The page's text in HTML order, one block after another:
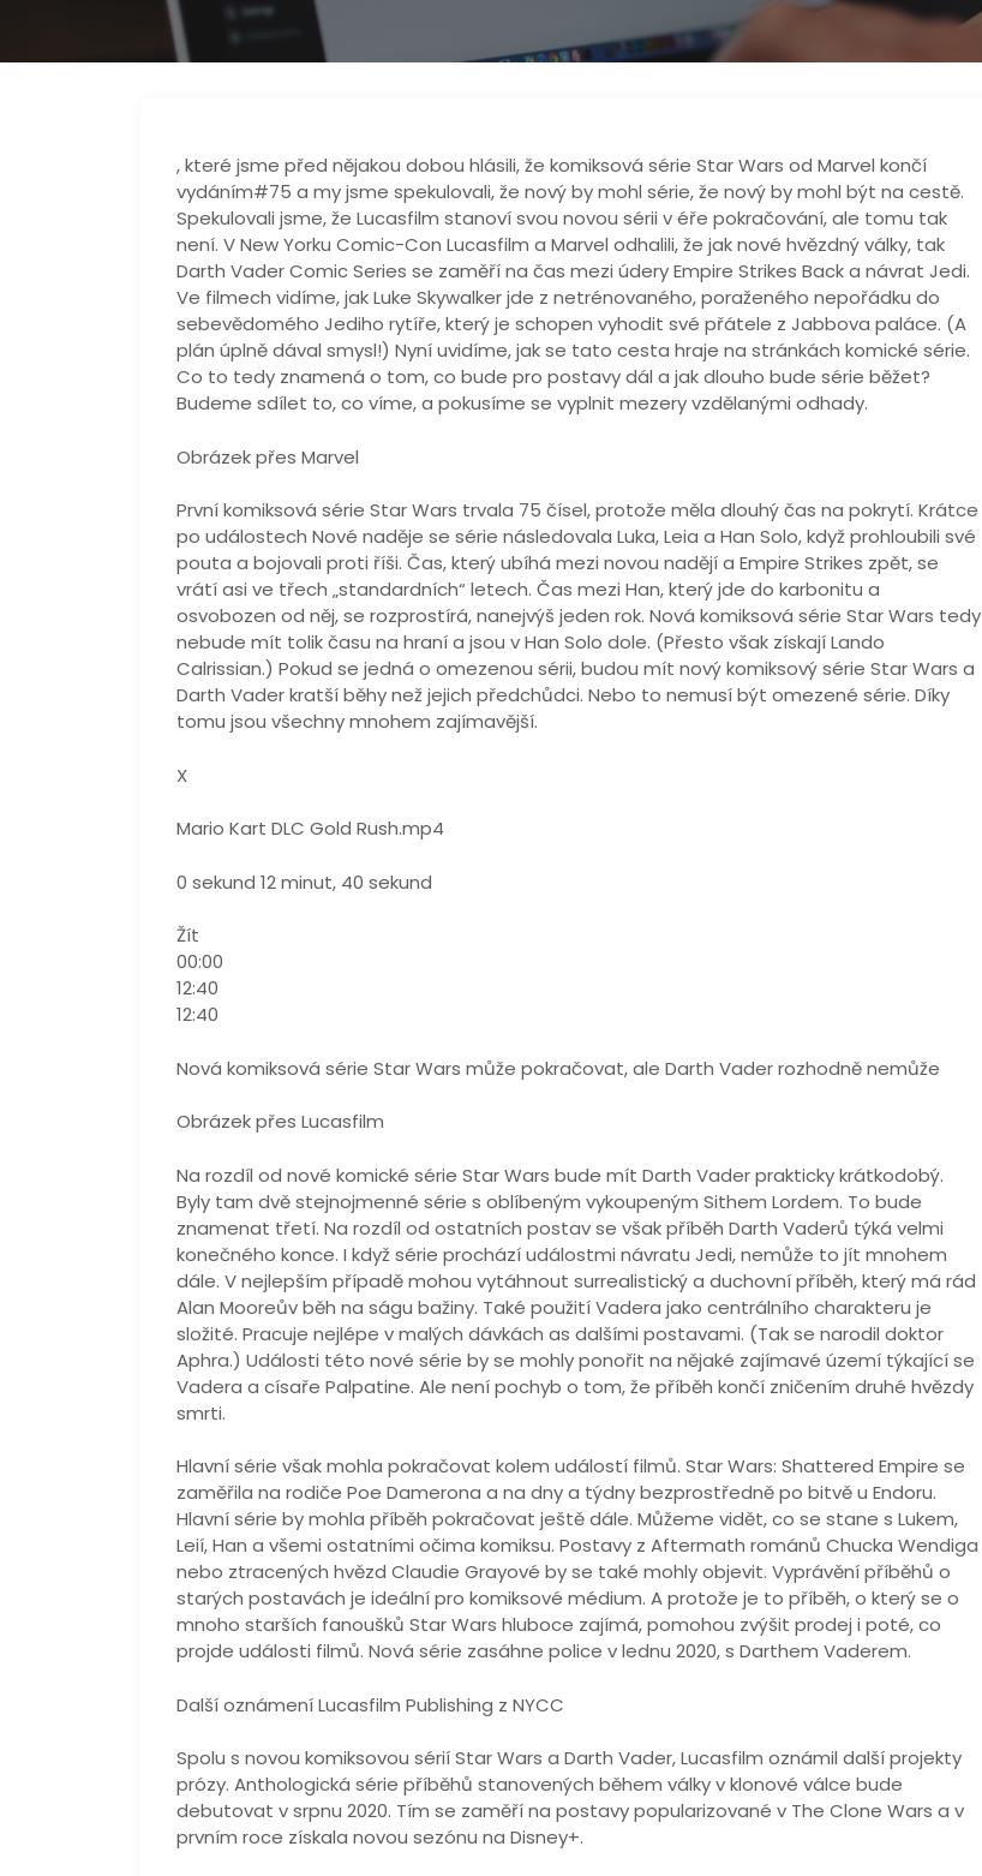
, které jsme před nějakou dobou hlásili, že komiksová série Star Wars od Marvel končí
vydáním#75 a my jsme spekulovali, že nový by mohl série, že nový by mohl být na cestě.
Spekulovali jsme, že Lucasfilm stanoví svou novou sérii v éře pokračování, ale tomu tak
není. V New Yorku Comic-Con Lucasfilm a Marvel odhalili, že jak nové hvězdný války, tak
Darth Vader Comic Series se zaměří na čas mezi údery Empire Strikes Back a návrat Jedi.
Ve filmech vidíme, jak Luke Skywalker jde z netrénovaného, ​​poraženého nepořádku do
sebevědomého Jediho rytíře, který je schopen vyhodit své přátele z Jabbova paláce. (A
plán úplně dával smysl!) Nyní uvidíme, jak se tato cesta hraje na stránkách komické série.
Co to tedy znamená o tom, co bude pro postavy dál a jak dlouho bude série běžet?
Budeme sdílet to, co víme, a pokusíme se vyplnit mezery vzdělanými odhady.
Obrázek přes Marvel
První komiksová série Star Wars trvala 75 čísel, protože měla dlouhý čas na pokrytí. Krátce
po událostech Nové naděje se série následovala Luka, Leia a Han Solo, když prohloubili své
pouta a bojovali proti říši. Čas, který ubíhá mezi novou nadějí a Empire Strikes zpět, se
vrátí asi ve třech „standardních“ letech. Čas mezi Han, který jde do karbonitu a
osvobozen od něj, se rozprostírá, nanejvýš jeden rok. Nová komiksová série Star Wars tedy
nebude mít tolik času na hraní a jsou v Han Solo dole. (Přesto však získají Lando
Calrissian.) Pokud se jedná o omezenou sérii, budou mít nový komiksový série Star Wars a
Darth Vader kratší běhy než jejich předchůdci. Nebo to nemusí být omezené série. Díky
tomu jsou všechny mnohem zajímavější.
X
Mario Kart DLC Gold Rush.mp4
0 sekund 12 minut, 40 sekund
Žít
00:00
12:40
12:40
Nová komiksová série Star Wars může pokračovat, ale Darth Vader rozhodně nemůže
Obrázek přes Lucasfilm
Na rozdíl od nové komické série Star Wars bude mít Darth Vader prakticky krátkodobý.
Byly tam dvě stejnojmenné série s oblíbeným vykoupeným Sithem Lordem. To bude
znamenat třetí. Na rozdíl od ostatních postav se však příběh Darth Vaderů týká velmi
konečného konce. I když série prochází událostmi návratu Jedi, nemůže to jít mnohem
dále. V nejlepším případě mohou vytáhnout surrealistický a duchovní příběh, který má rád
Alan Mooreův běh na ságu bažiny. Také použití Vadera jako centrálního charakteru je
složité. Pracuje nejlépe v malých dávkách as dalšími postavami. (Tak se narodil doktor
Aphra.) Události této nové série by se mohly ponořit na nějaké zajímavé území týkající se
Vadera a císaře Palpatine. Ale není pochyb o tom, že příběh končí zničením druhé hvězdy
smrti.
Hlavní série však mohla pokračovat kolem událostí filmů. Star Wars: Shattered Empire se
zaměřila na rodiče Poe Damerona a na dny a týdny bezprostředně po bitvě u Endoru.
Hlavní série by mohla příběh pokračovat ještě dále. Můžeme vidět, co se stane s Lukem,
Leií, Han a všemi ostatními očima komiksu. Postavy z Aftermath románů Chucka Wendiga
nebo ztracených hvězd Claudie Grayové by se také mohly objevit. Vyprávění příběhů o
starých postavách je ideální pro komiksové médium. A protože je to příběh, o který se o
mnoho starších fanoušků Star Wars hluboce zajímá, pomohou zvýšit prodej i poté, co
projde události filmů. Nová série zasáhne police v lednu 2020, s Darthem Vaderem.
Další oznámení Lucasfilm Publishing z NYCC
Spolu s novou komiksovou sérií Star Wars a Darth Vader, Lucasfilm oznámil další projekty
prózy. Anthologická série příběhů stanovených během války v klonové válce bude
debutovat v srpnu 2020. Tím se zaměří na postavy popularizované v The Clone Wars a v
prvním roce získala novou sezónu na Disney+.